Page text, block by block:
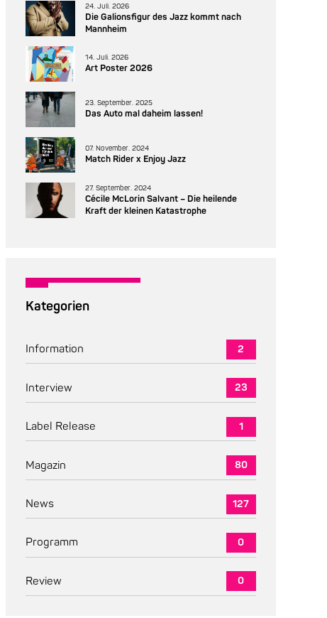
24. Juli. 2026
Die Galionsfigur des Jazz kommt nach
Mannheim
14. Juli. 2026
Art Poster 2026
23. September. 2025
Das Auto mal daheim lassen!
07. November. 2024
Match Rider x Enjoy Jazz
27. September. 2024
Cécile McLorin Salvant – Die heilende
Kraft der kleinen Katastrophe
Kategorien
Information 2
Interview 23
Label Release 1
Magazin 80
News 127
Programm 0
Review 0